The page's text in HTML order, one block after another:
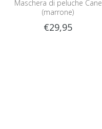
Maschera di peluche Cane
(marrone)
€29,95